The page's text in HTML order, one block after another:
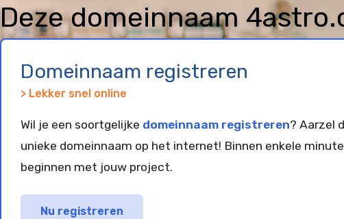
Deze domeinnaam
geregistreerd en
Domeinnaam registreren
> Lekker snel online
Wil je een soortgelijke domeinnaam registreren? Aarzel
unieke domeinnaam op het internet! Binnen enkele
beginnen met jouw project.
Nu registreren